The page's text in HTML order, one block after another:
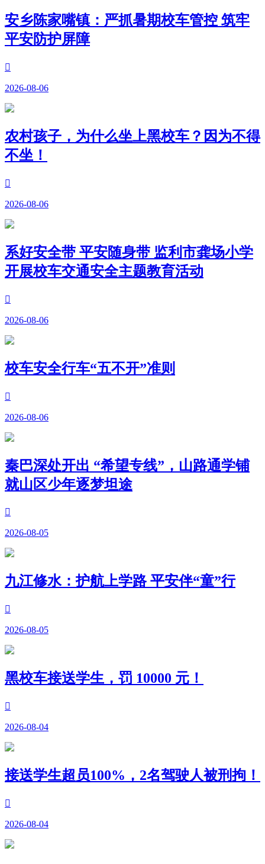
安乡陈家嘴镇：严抓暑期校车管控 筑牢
平安防护屏障

2026-08-06
农村孩子，为什么坐上黑校车？因为不得
不坐！

2026-08-06
系好安全带 平安随身带 监利市龚场小学
开展校车交通安全主题教育活动

2026-08-06
校车安全行车“五不开”准则

2026-08-06
秦巴深处开出 “希望专线”，山路通学铺
就山区少年逐梦坦途

2026-08-05
九江修水：护航上学路 平安伴“童”行

2026-08-05
黑校车接送学生，罚 10000 元！

2026-08-04
接送学生超员100%，2名驾驶人被刑拘！

2026-08-04